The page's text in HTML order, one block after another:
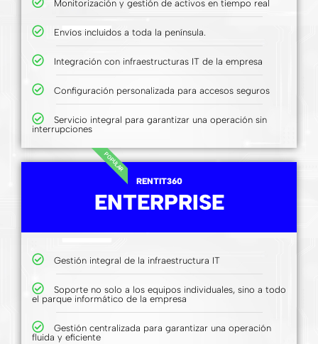
Monitorización y gestión de activos en tiempo real
Envíos incluidos a toda la península.
Integración con infraestructuras IT de la empresa
Configuración personalizada para accesos seguros
Servicio integral para garantizar una operación sin
interrupciones
POPULAR
RENTIT360
ENTERPRISE
Gestión integral de la infraestructura IT
Soporte no solo a los equipos individuales, sino a todo
el parque informático de la empresa
Gestión centralizada para garantizar una operación
fluida y eficiente